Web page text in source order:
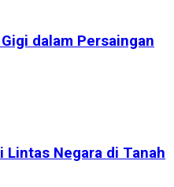
dalam Persaingan
Lintas Negara di Tanah